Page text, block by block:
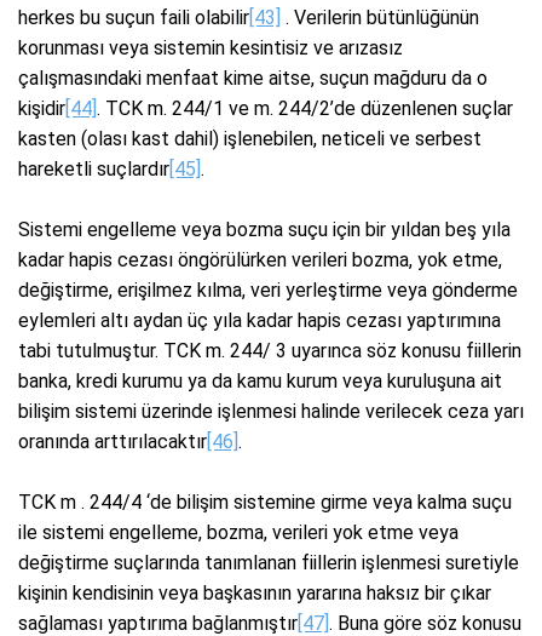
herkes bu suçun faili olabilir[43] . Verilerin bütünlüğünün
korunması veya sistemin kesintisiz ve arızasız
çalışmasındaki menfaat kime aitse, suçun mağduru da o
kişidir[44] . TCK m. 244/1 ve m. 244/2’de düzenlenen suçlar
kasten (olası kast dahil) işlenebilen, neticeli ve serbest
hareketli suçlardır[45] .
Sistemi engelleme veya bozma suçu için bir yıldan beş yıla
kadar hapis cezası öngörülürken verileri bozma, yok etme,
değiştirme, erişilmez kılma, veri yerleştirme veya gönderme
eylemleri altı aydan üç yıla kadar hapis cezası yaptırımına
tabi tutulmuştur. TCK m. 244/ 3 uyarınca söz konusu fiillerin
banka, kredi kurumu ya da kamu kurum veya kuruluşuna ait
bilişim sistemi üzerinde işlenmesi halinde verilecek ceza yarı
oranında arttırılacaktır[46] .
TCK m . 244/4 ‘de bilişim sistemine girme veya kalma suçu
ile sistemi engelleme, bozma, verileri yok etme veya
değiştirme suçlarında tanımlanan fiillerin işlenmesi suretiyle
kişinin kendisinin veya başkasının yararına haksız bir çıkar
sağlaması yaptırıma bağlanmıştır[47] . Buna göre söz konusu